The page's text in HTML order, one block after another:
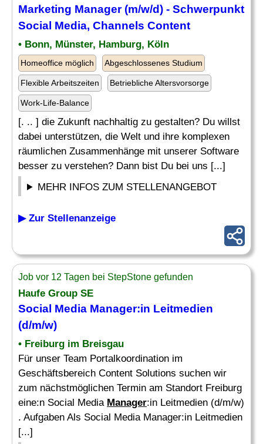
Marketing Manager(m/w/d) - Schwerpunkt
Social Media, Channels Content
• Bonn, Münster, Hamburg, Köln
Homeoffice möglich Abgeschlossenes Studium
Flexible Arbeitszeiten Betriebliche Altersvorsorge
Work-Life-Balance
[. .. ] die Zukunft nachhaltig zu gestalten? Du willst
dabei unterstützen, die Welt und ihre komplexen
räumlichen Zusammenhänge mit unserer Software
besser zu verstehen? Dann bist Du bei uns [...]
MEHR INFOS ZUM STELLENANGEBOT
▶ Zur Stellenanzeige
Job vor 12 Tagen bei StepStone gefunden
Haufe Group SE
Social Media Manager:in Leitmedien
(d/m/w)
• Freiburg im Breisgau
Für unser Team Portalkoordination im
Geschäftsbereich Content Solutions suchen wir
zum nächstmöglichen Termin am Standort Freiburg
eine:n Social Media Manager:in Leitmedien (d/m/w)
. Aufgaben Als Social Media Manager:in Leitmedien
[...]